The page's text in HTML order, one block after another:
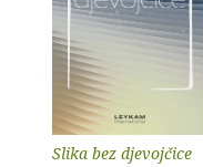
Slika bez djevojčice